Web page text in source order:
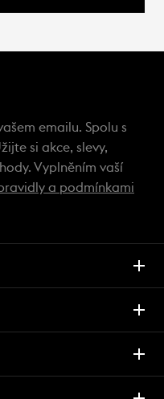
emailu. Spolu s
si akce, slevy,
Vyplněním vaší
a podmínkami